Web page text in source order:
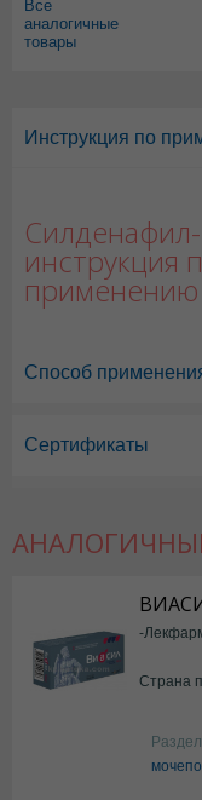
Все
аналогичные
товары
Инструкция по
инструкция
применению
Способ
Сертификаты
-
Страна